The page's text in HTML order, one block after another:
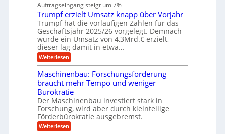
e
n
b
a
u
a
u
f
e
n
f
ü
h
r
u
n
g
e
n
B
S
C
L
w
e
i
r
t
u
n
g
s
f
r
e
e
s
H
y
b
r
i
d
Auftragseingang steigt um 7%
Trumpf erzielt Umsatz knapp über Vorjahr
Trumpf hat die vorläufigen Zahlen für das
Geschäftsjahr 2025/26 vorgelegt. Demnach
wurde ein Umsatz von 4,3Mrd.€ erzielt,
dieser lag damit in etwa…
Weiterlesen:
T
u
m
p
f
e
r
z
i
Maschinenbau: Forschungsförderung
braucht mehr Tempo und weniger
Bürokratie
Der Maschinenbau investiert stark in
Forschung, wird aber durch kleinteilige
Förderbürokratie ausgebremst.
Weiterlesen: